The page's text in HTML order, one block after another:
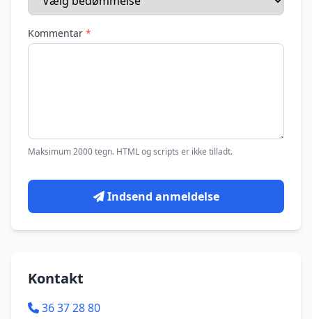
Kommentar *
Maksimum 2000 tegn. HTML og scripts er ikke tilladt.
Indsend anmeldelse
Kontakt
36 37 28 80